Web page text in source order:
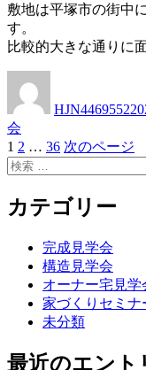
敷地は平塚市の街中
す。
比較的大きな通りに
者
HJN4469552日:
会
投
稿
の
り
固
定
ー
ジ
1 固
定
ー
ジ
2 … 固
ー
36 次のページ
検
カテゴリー
完成見学会
構造見学会
オーナー宅見学
家づくりセミナ
未分類
最近のエント